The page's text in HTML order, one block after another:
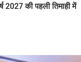
की पहली तिमाही में